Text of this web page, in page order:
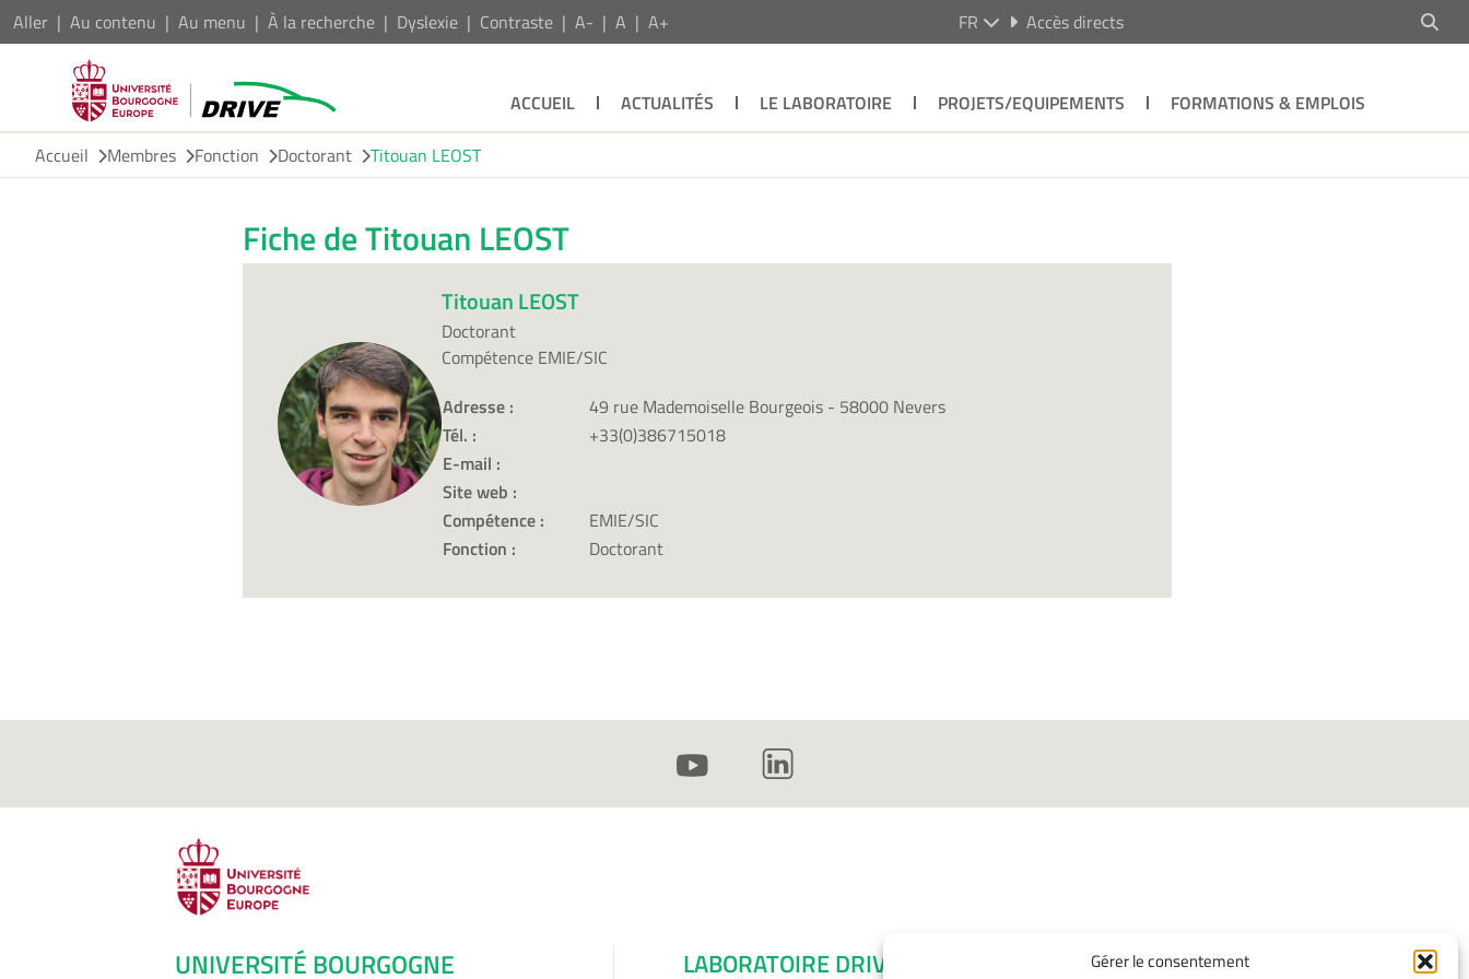
Gérer le consentement
Aller Au contenu Au menu À la recherche Dyslexie Contraste A- A A+ FR Accès directs
ACCUEIL ACTUALITÉS LE LABORATOIRE PROJETS/EQUIPEMENTS
FORMATIONS & EMPLOIS
Accueil
Membres Fonction Doctorant Titouan LEOST
Fiche de Titouan LEOST
Titouan LEOST
Doctorant
Compétence EMIE/SIC
Adresse :
49 rue Mademoiselle Bourgeois - 58000 Nevers
Tél. :
+33(0)386715018
E-mail :
Site web :
Compétence :
EMIE/SIC
Fonction :
Doctorant
UNIVERSITÉ BOURGOGNE LABORATOIRE DRIVE INFORMATIONS